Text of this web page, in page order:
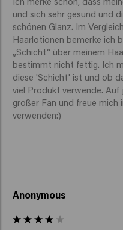
und sich sehr gesund und
schönen Glanz. Im
Haarlotionen bemerke ich
„Schicht“ über meinem
bestimmt nicht fettig. Ich
diese 'Schicht' ist und ob
viel Produkt verwende.
großer Fan und freue
verwenden:)
Anonymous